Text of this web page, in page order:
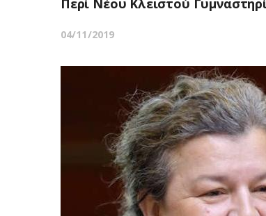
Περί Νέου Κλειστού
04/11/2019